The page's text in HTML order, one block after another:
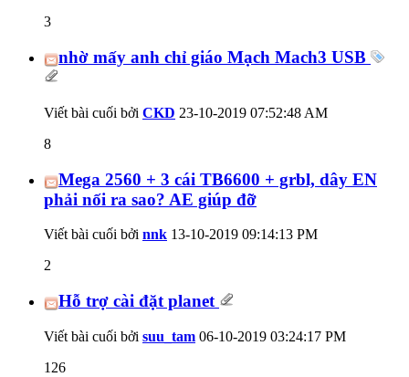
3
nhờ mấy anh chỉ giáo Mạch Mach3 USB
Viết bài cuối bởi CKD 23-10-2019 07:52:48 AM
8
Mega 2560 + 3 cái TB6600 + grbl, dây EN
phải nối ra sao? AE giúp đỡ
Viết bài cuối bởi nnk 13-10-2019 09:14:13 PM
2
Hỗ trợ cài đặt planet
Viết bài cuối bởi suu_tam 06-10-2019 03:24:17 PM
126